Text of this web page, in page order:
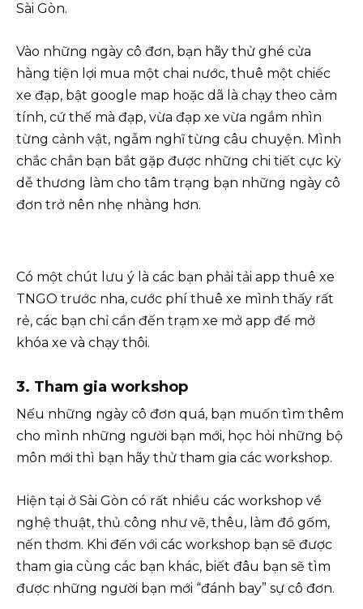
Sài Gòn.
Vào những ngày cô đơn, bạn hãy thử ghé cửa
hàng tiện lợi mua một chai nước, thuê một chiếc
xe đạp, bật google map hoặc dã là chạy theo cảm
tính, cứ thế mà đạp, vừa đạp xe vừa ngắm nhìn
từng cảnh vật, ngẫm nghĩ từng câu chuyện. Mình
chắc chắn bạn bắt gặp được những chi tiết cực kỳ
dễ thương làm cho tâm trạng bạn những ngày cô
đơn trở nên nhẹ nhàng hơn.
Có một chút lưu ý là các bạn phải tải app thuê xe
TNGO trước nha, cước phí thuê xe mình thấy rất
rẻ, các bạn chỉ cần đến trạm xe mở app để mở
khóa xe và chạy thôi.
3. Tham gia workshop
Nếu những ngày cô đơn quá, bạn muốn tìm thêm
cho mình những người bạn mới, học hỏi những bộ
môn mới thì bạn hãy thử tham gia các workshop.
Hiện tại ở Sài Gòn có rất nhiều các workshop về
nghệ thuật, thủ công như vẽ, thêu, làm đồ gốm,
nến thơm. Khi đến với các workshop bạn sẽ được
tham gia cùng các bạn khác, biết đâu bạn sẽ tìm
được những người bạn mới “đánh bay” sự cô đơn.